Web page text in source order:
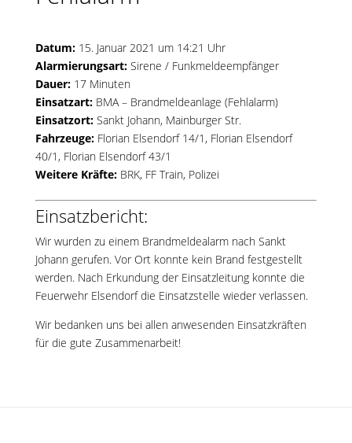
Datum:15. Januar 2021 um 14:21 Uhr
Alarmierungsart:Sirene / Funkmeldeempfänger
Dauer:17 Minuten
Einsatzart:BMA – Brandmeldeanlage (Fehlalarm)
Einsatzort:Sankt Johann, Mainburger Str.
Fahrzeuge: Florian Elsendorf 14/1 , Florian Elsendorf
40/1 , Florian Elsendorf 43/1
Weitere Kräfte:BRK, FF Train, Polizei
Einsatzbericht:
Wir wurden zu einem Brandmeldealarm nach Sankt
Johann gerufen. Vor Ort konnte kein Brand festgestellt
werden. Nach Erkundung der Einsatzleitung konnte die
Feuerwehr Elsendorf die Einsatzstelle wieder verlassen.
Wir bedanken uns bei allen anwesenden Einsatzkräften
für die gute Zusammenarbeit!